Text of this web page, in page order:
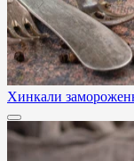
Хинкали